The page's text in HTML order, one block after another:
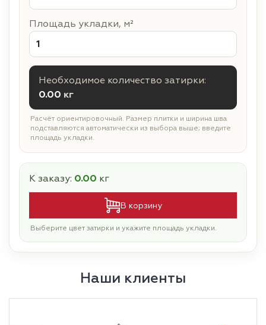
Площадь укладки, м²
Необходимое количество затирки:
0.00 кг
Расчёт ориентировочный. Размер плитки и ширина шва
подставляются автоматически из выбора выше; введите
площадь укладки.
К заказу: 0.00 кг
В корзину
Выберите цвет затирки и укажите площадь укладки.
Наши клиенты